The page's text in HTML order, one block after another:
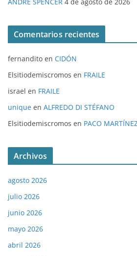
Comentarios recientes
fernandito en CIDÓN
Elsitiodemiscromos en FRAILE
israel en FRAILE
unique en ALFREDO DI STÉFANO
Elsitiodemiscromos en PACO
Archivos
agosto 2026
julio 2026
junio 2026
mayo 2026
abril 2026